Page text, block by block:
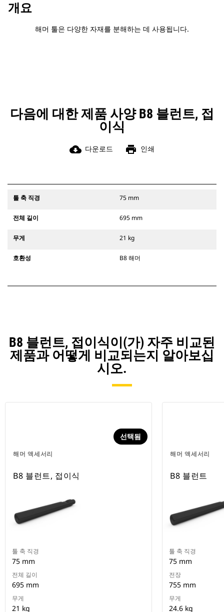
개요
해머 툴은 다양한 자재를 분해하는 데 사용됩니다.
다음에 대한 제품 사양 B8 블런트, 접
이식
cloud_download 다운로드 print 인쇄
툴 축 직경 75 mm
전체 길이 695 mm
무게 21 kg
호환성 B8 해머
B8 블런트, 접이식이(가) 자주 비교된
제품과 어떻게 비교되는지 알아보십
시오.
해머 액세서리
선택됨
B8 블런트, 접이식
툴 축 직경
75 mm
전체 길이
695 mm
무게
21 kg
해머 액세서리
B8 블런트
툴 축 직경
75 mm
전장
755 mm
무게
24.6 kg